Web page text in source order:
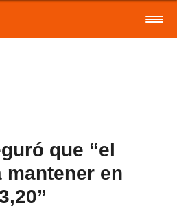
que “el
mantener en